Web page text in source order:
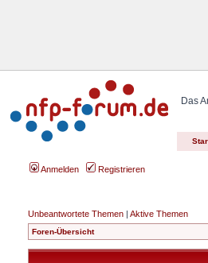
Das
Anmelden Registrieren
Unbeantwortete Themen | Aktive Themen
Foren-Übersicht